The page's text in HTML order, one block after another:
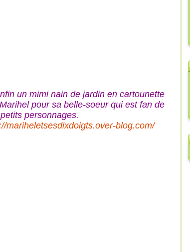
un mimi nain de jardin en cartounette
pour sa belle-soeur qui est fan de
personnages.
mariheletsesdixdoigts.over-blog.com/